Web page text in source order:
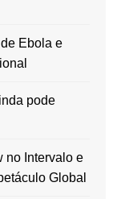
Ebola e
pode
no Intervalo e
Global